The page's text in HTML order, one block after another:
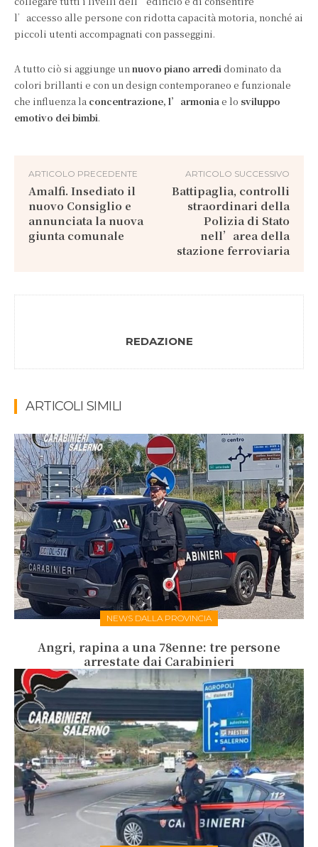
l’accesso alle persone con ridotta capacità motoria, nonché ai
piccoli utenti accompagnati con passeggini.
A tutto ciò si aggiunge unnuovo piano arredidominato da
colori brillanti e con un design contemporaneo e funzionale
che influenza la concentrazione, l’armoniae lo sviluppo
emotivo dei bimbi.
ARTICOLO PRECEDENTE
Amalfi. Insediato il
nuovo Consiglio e
annunciata la nuova
giunta comunale
ARTICOLO SUCCESSIVO
Battipaglia, controlli
straordinari della
Polizia di Stato
nell’area della
stazione ferroviaria
REDAZIONE
ARTICOLI SIMILI
NEWS DALLA PROVINCIA
Angri, rapina a una 78enne: tre persone
arrestate dai Carabinieri